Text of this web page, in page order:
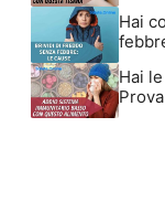
Hai
Hai